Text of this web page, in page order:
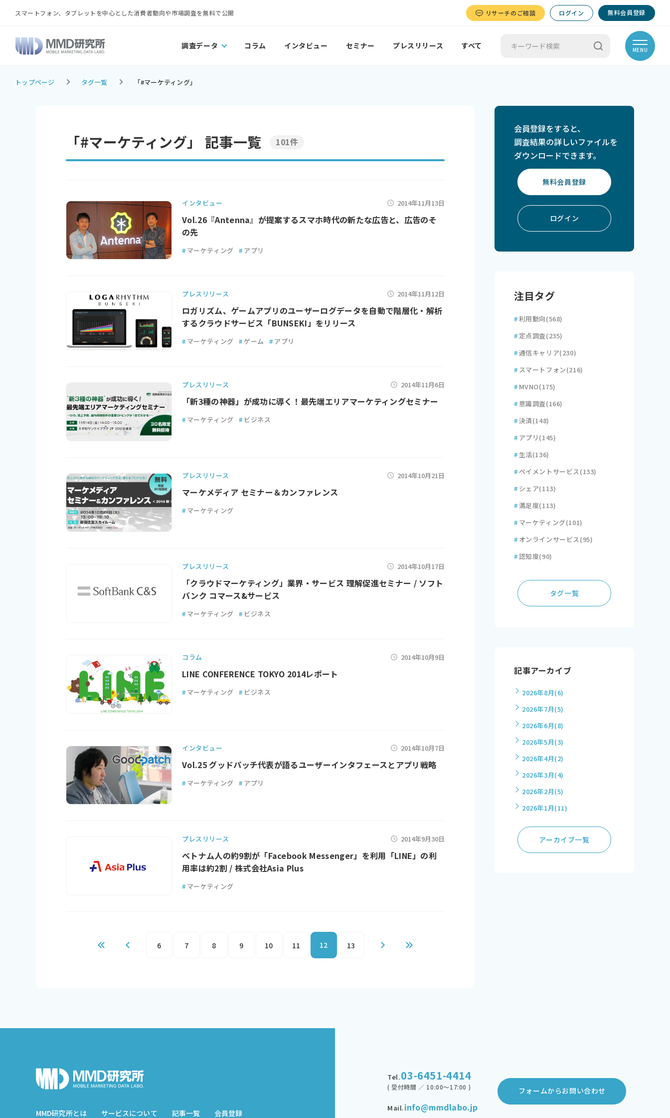
スマートフォン、タブレットを中心とした消費者動向や市場調査を無料で公開 リサーチのご相談 ログイン 無料会員登録
調査データ コラム インタビュー セミナー プレスリリース すべて MENU
トップページ タグ一覧 「#マーケティング」
「#マーケティング」 記事一覧 101件
インタビュー 2014年11月13日
Vol.26『Antenna』が提案するスマホ時代の新たな広告と、広告のそ
の先
# マーケティング # アプリ
プレスリリース 2014年11月12日
ロガリズム、ゲームアプリのユーザーログデータを自動で階層化・解析
するクラウドサービス「BUNSEKI」をリリース
# マーケティング # ゲーム # アプリ
プレスリリース 2014年11月6日
「新3種の神器」が成功に導く！最先端エリアマーケティングセミナー
# マーケティング # ビジネス
プレスリリース 2014年10月21日
マーケメディア セミナー＆カンファレンス
# マーケティング
プレスリリース 2014年10月17日
「クラウドマーケティング」業界・サービス 理解促進セミナー / ソフト
バンク コマース&サービス
# マーケティング # ビジネス
コラム 2014年10月9日
LINE CONFERENCE TOKYO 2014レポート
# マーケティング # ビジネス
インタビュー 2014年10月7日
Vol.25 グッドパッチ代表が語るユーザーインタフェースとアプリ戦略
# マーケティング # アプリ
プレスリリース 2014年9月30日
ベトナム人の約9割が「Facebook Messenger」を利用「LINE」の利
用率は約2割 / 株式会社Asia Plus
# マーケティング
6 7 8 9 10 11 12 13
会員登録をすると、
調査結果の詳しいファイルを
ダウンロードできます。
無料会員登録
ログイン
注目タグ
#利用動向(568)
# 定点調査(235)
#通信キャリア(230)
# スマートフォン(216)
# MVNO(175)
# 意識調査(166)
#決済(148)
# アプリ(145)
# 生活(136)
#ペイメントサービス(133)
# シェア(113)
#満足度(113)
# マーケティング(101)
# オンラインサービス(95)
#認知度(90)
タグ一覧
記事アーカイブ
2026年8月(6)
2026年7月(5)
2026年6月(8)
2026年5月(3)
2026年4月(2)
2026年3月(4)
2026年2月(5)
2026年1月(11)
アーカイブ一覧
MMD研究所とは サービスについて 記事一覧 会員登録
Tel.03-6451-4414
( 受付時間 ／ 10:00～17:00 )
Mail.info@mmdlabo.jp
フォームからお問い合わせ